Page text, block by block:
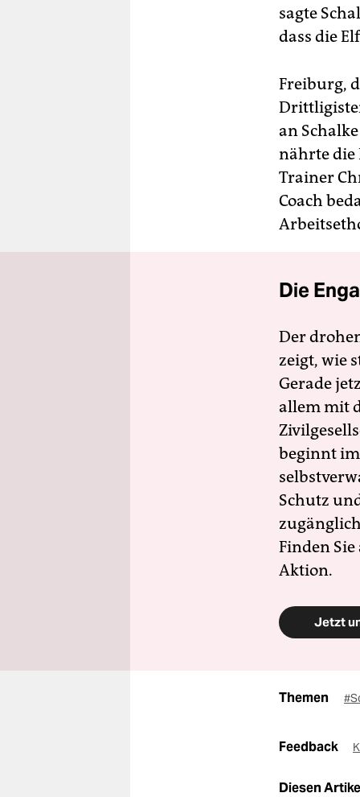
sagte
dass die
Freiburg,
an
nährte die
Trainer
Coach
Die
Der
zeigt, wie
Gerade
allem mit
beginnt
Schutz
Finden
Aktion.
Jetzt
Themen
Feedback
Diesen